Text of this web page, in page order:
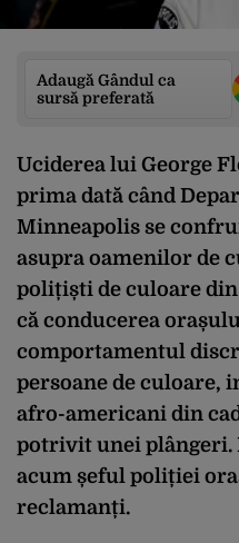
Adaugă Gândul ca
sursă preferată
Uciderea lui George
prima dată când
Minneapolis se
asupra oamenilor de
polițiști de culoare
că conducerea
comportamentul
persoane de culoare,
afro-americani din
potrivit unei plângeri.
acum șeful poliției
reclamanți.